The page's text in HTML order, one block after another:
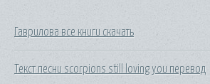
Гаврилова все книги скачать
Текст песни scorpions still loving you перевод